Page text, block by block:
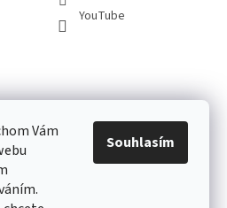
Vám
Souhlasím
YouTube